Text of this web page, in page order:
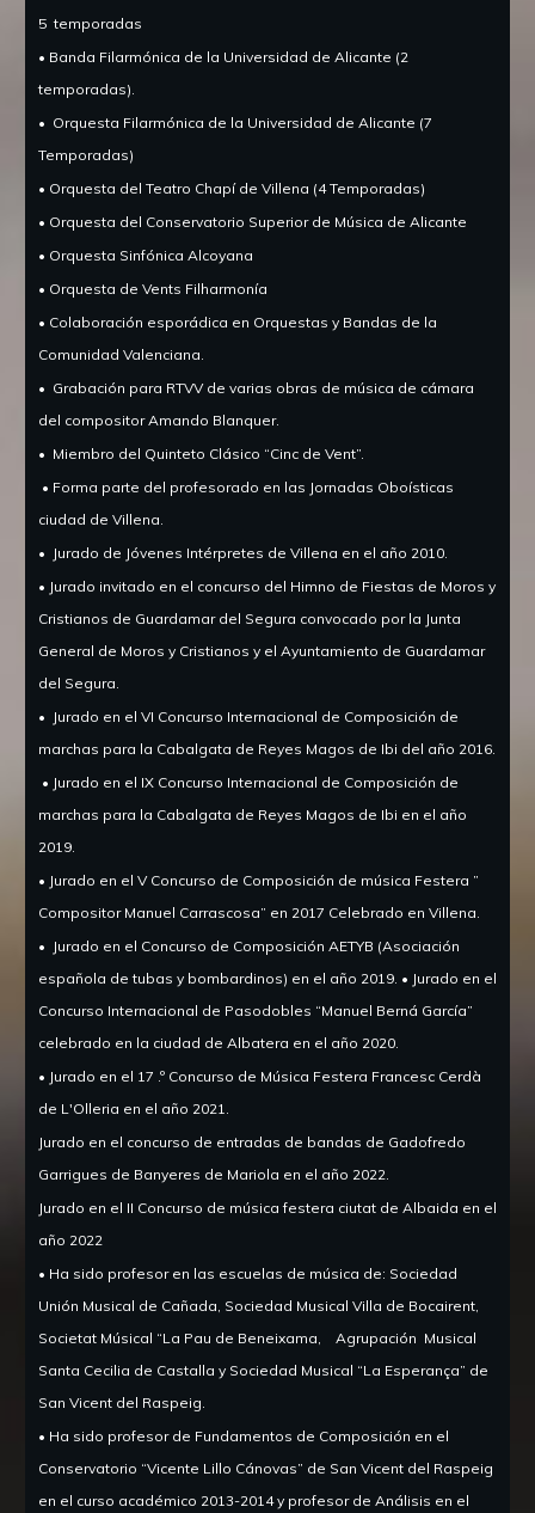
5 temporadas
• Banda Filarmónica de la Universidad de Alicante (2
temporadas).
• Orquesta Filarmónica de la Universidad de Alicante (7
Temporadas)
• Orquesta del Teatro Chapí de Villena (4 Temporadas)
• Orquesta del Conservatorio Superior de Música de Alicante
• Orquesta Sinfónica Alcoyana
• Orquesta de Vents Filharmonía
• Colaboración esporádica en Orquestas y Bandas de la
Comunidad Valenciana.
• Grabación para RTVV de varias obras de música de cámara
del compositor Amando Blanquer.
• Miembro del Quinteto Clásico “Cinc de Vent”.
• Forma parte del profesorado en las Jornadas Oboísticas
ciudad de Villena.
• Jurado de Jóvenes Intérpretes de Villena en el año 2010.
• Jurado invitado en el concurso del Himno de Fiestas de Moros y
Cristianos de Guardamar del Segura convocado por la Junta
General de Moros y Cristianos y el Ayuntamiento de Guardamar
del Segura.
• Jurado en el VI Concurso Internacional de Composición de
marchas para la Cabalgata de Reyes Magos de Ibi del año 2016.
• Jurado en el IX Concurso Internacional de Composición de
marchas para la Cabalgata de Reyes Magos de Ibi en el año
2019.
• Jurado en el V Concurso de Composición de música Festera ”
Compositor Manuel Carrascosa” en 2017 Celebrado en Villena.
• Jurado en el Concurso de Composición AETYB (Asociación
española de tubas y bombardinos) en el año 2019. • Jurado en el
Concurso Internacional de Pasodobles “Manuel Berná García”
celebrado en la ciudad de Albatera en el año 2020.
• Jurado en el 17 .º Concurso de Música Festera Francesc Cerdà
de L'Olleria en el año 2021.
Jurado en el concurso de entradas de bandas de Gadofredo
Garrigues de Banyeres de Mariola en el año 2022.
Jurado en el II Concurso de música festera ciutat de Albaida en el
año 2022
• Ha sido profesor en las escuelas de música de: Sociedad
Unión Musical de Cañada, Sociedad Musical Villa de Bocairent,
Societat Músical “La Pau de Beneixama, Agrupación Musical
Santa Cecilia de Castalla y Sociedad Musical “La Esperança” de
San Vicent del Raspeig.
• Ha sido profesor de Fundamentos de Composición en el
Conservatorio “Vicente Lillo Cánovas” de San Vicent del Raspeig
en el curso académico 2013-2014 y profesor de Análisis en el